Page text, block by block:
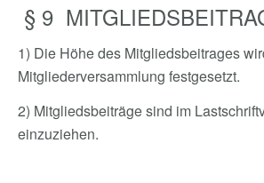
§ 9
1) Die Höhe des Mitgliedsbeitrages
Mitgliederversammlung festgesetzt.
2) Mitgliedsbeiträge sind im
einzuziehen.